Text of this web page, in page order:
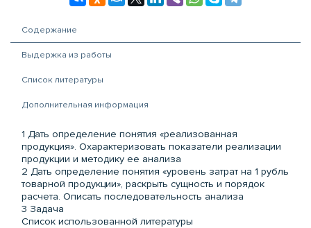
Содержание
Выдержка из работы
Список литературы
Дополнительная информация
1 Дать определение понятия «реализованная
продукция». Охарактеризовать показатели реализации
продукции и методику ее анализа
2 Дать определение понятия «уровень затрат на 1 рубль
товарной продукции», раскрыть сущность и порядок
расчета. Описать последовательность анализа
3 Задача
Список использованной литературы